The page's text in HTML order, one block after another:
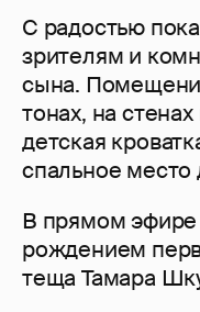
С радостью
зрителям и
сына.
тонах, на
детская
спальное место
В прямом
рождением
теща Тамара